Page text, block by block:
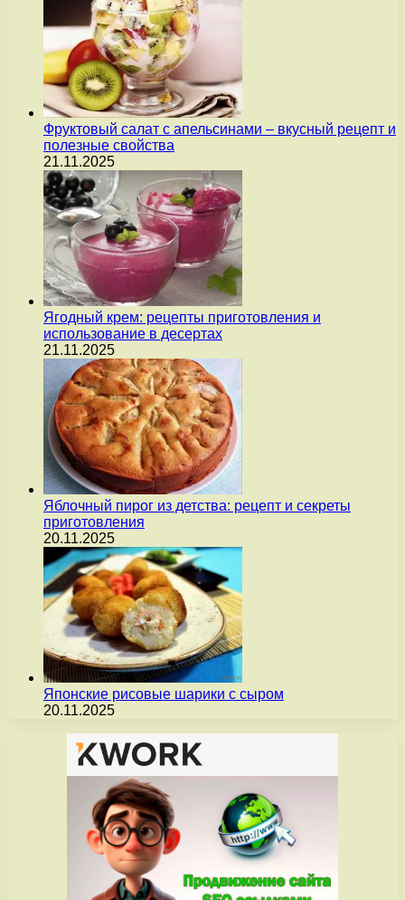
Фруктовый салат с апельсинами – вкусный рецепт и
полезные свойства
21.11.2025
Ягодный крем: рецепты приготовления и
использование в десертах
21.11.2025
Яблочный пирог из детства: рецепт и секреты
приготовления
20.11.2025
Японские рисовые шарики с сыром
20.11.2025